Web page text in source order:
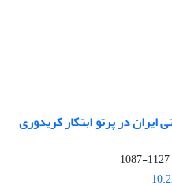
ایران در پرتو ابتکار کریدوری
1127-1087